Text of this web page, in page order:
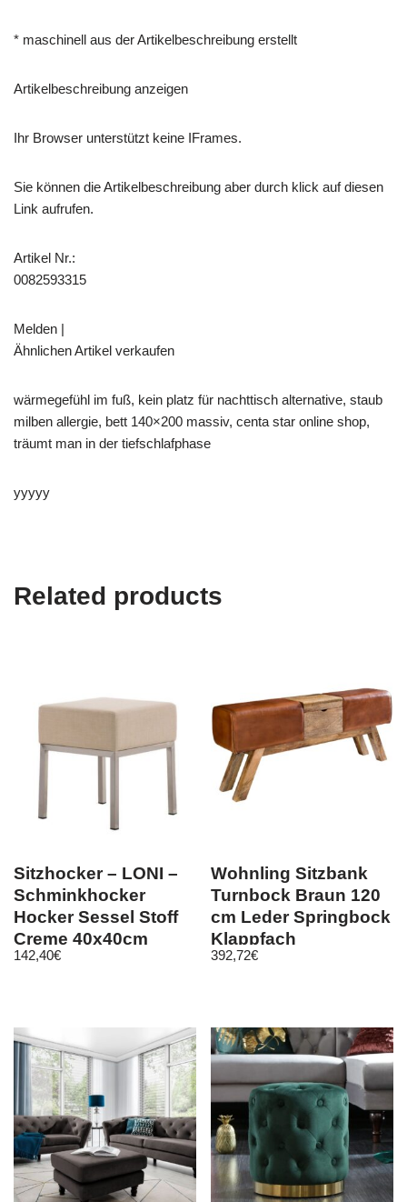
* maschinell aus der Artikelbeschreibung erstellt
Artikelbeschreibung anzeigen
Ihr Browser unterstützt keine IFrames.
Sie können die Artikelbeschreibung aber durch klick auf diesen
Link aufrufen.
Artikel Nr.:
0082593315
Melden |
Ähnlichen Artikel verkaufen
wärmegefühl im fuß, kein platz für nachttisch alternative, staub
milben allergie, bett 140×200 massiv, centa star online shop,
träumt man in der tiefschlafphase
yyyyy
Related products
Sitzhocker – LONI –
Schminkhocker
Hocker Sessel Stoff
Creme 40x40cm
142,40€
Wohnling Sitzbank
Turnbock Braun 120
cm Leder Springbock
Klappfach
Turnhocker
392,72€